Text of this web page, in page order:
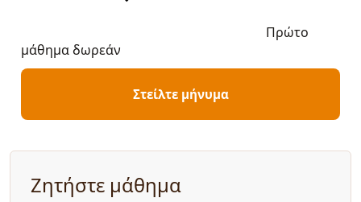
Πρώτο
μάθημα δωρεάν
Στείλτε μήνυμα
Ζητήστε μάθημα